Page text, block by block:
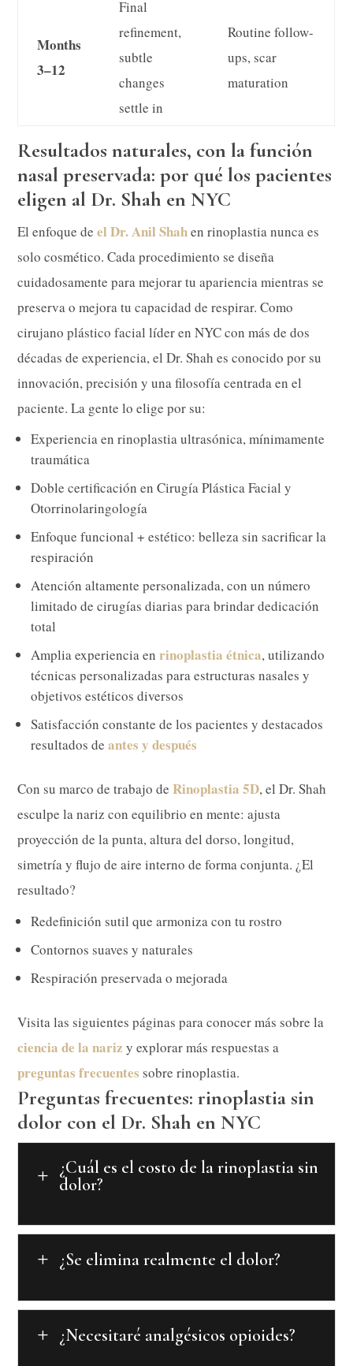
Months
3–12
Final
refinement,
subtle
changes
settle in
Routine follow-
ups, scar
maturation
Resultados naturales, con la función
nasal preservada: por qué los pacientes
eligen al Dr. Shah en NYC
El enfoque deel Dr. Anil Shahen rinoplastia nunca es
solo cosmético. Cada procedimiento se diseña
cuidadosamente para mejorar tu apariencia mientras se
preserva o mejora tu capacidad de respirar. Como
cirujano plástico facial líder en NYC con más de dos
décadas de experiencia, el Dr. Shah es conocido por su
innovación, precisión y una filosofía centrada en el
paciente. La gente lo elige por su:
Experiencia en rinoplastia ultrasónica, mínimamente
traumática
Doble certificación en Cirugía Plástica Facial y
Otorrinolaringología
Enfoque funcional + estético: belleza sin sacrificar la
respiración
Atención altamente personalizada, con un número
limitado de cirugías diarias para brindar dedicación
total
Amplia experiencia enrinoplastia étnica, utilizando
técnicas personalizadas para estructuras nasales y
objetivos estéticos diversos
Satisfacción constante de los pacientes y destacados
resultados deantes y después
Con su marco de trabajo deRinoplastia 5D, el Dr. Shah
esculpe la nariz con equilibrio en mente: ajusta
proyección de la punta, altura del dorso, longitud,
simetría y flujo de aire interno de forma conjunta. ¿El
resultado?
Redefinición sutil que armoniza con tu rostro
Contornos suaves y naturales
Respiración preservada o mejorada
Visita las siguientes páginas para conocer más sobre la
ciencia de la nariz y explorar más respuestas a
preguntas frecuentes sobre rinoplastia.
Preguntas frecuentes: rinoplastia sin
dolor con el Dr. Shah en NYC
L
¿Cuál es el costo de la rinoplastia sin
dolor?
L ¿Se elimina realmente el dolor?
L ¿Necesitaré analgésicos opioides?